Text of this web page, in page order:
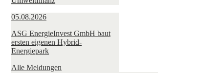
05.08.2026
ASG EnergieInvest GmbH baut
ersten eigenen Hybrid-
Energiepark
Alle Meldungen